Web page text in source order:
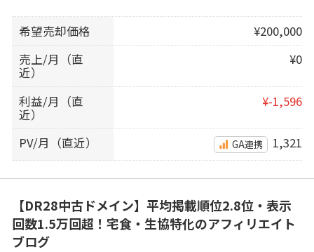
希望売却価格
¥200,000
売上/月（直
近）
¥0
利益/月（直
近）
¥-1,596
PV/月（直近） GA連携 1,321
【DR28中古ドメイン】平均掲載順位2.8位・表示
回数1.5万回超！宅食・生協特化のアフィリエイト
ブログ